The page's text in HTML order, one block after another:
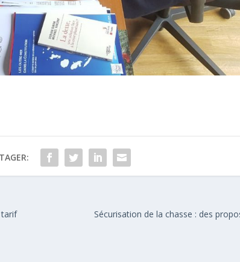
tarif
Sécurisation de la chasse : des